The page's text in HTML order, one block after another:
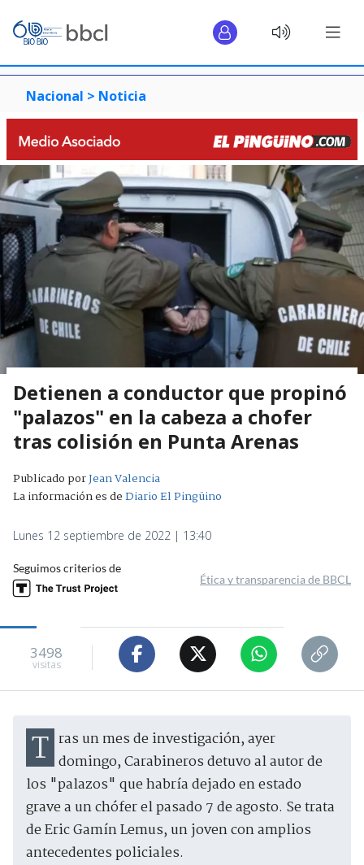
Nacional > Noticia
Detienen a conductor que propinó
"palazos" en la cabeza a chofer
tras colisión en Punta Arenas
Publicado porJean Valencia
La información es deDiario El Pingüino
Lunes 12 septiembre de 2022 | 13:40
Seguimos criterios de
Ética y transparencia de BBCL
3498
visitas
Tras un mes de investigación, ayer domingo, Carabineros detuvo al autor de
los "palazos" que habría dejado en estado
grave a un chófer el pasado 7 de agosto. Se trata
de Eric Gamín Lemus, un joven con amplios
antecedentes policiales.